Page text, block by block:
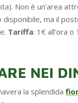
Non è un’area
disponibile, ma il
Tariffa: 1€ all’ora
NEI
la splendida